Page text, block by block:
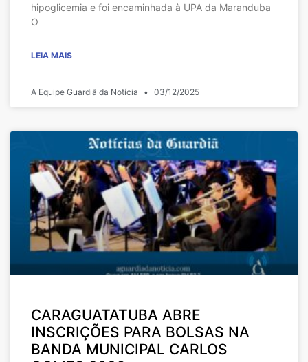
hipoglicemia e foi encaminhada à UPA da Maranduba
O
LEIA MAIS
A Equipe Guardiã da Notícia 03/12/2025
CARAGUATATUBA ABRE
INSCRIÇÕES PARA BOLSAS NA
BANDA MUNICIPAL CARLOS